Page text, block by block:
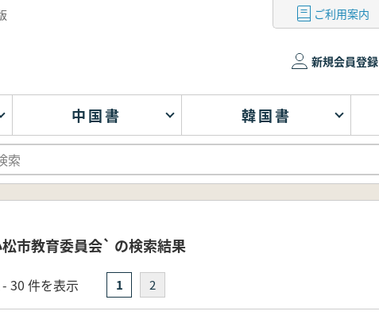
ご利用案内
新規会員登録
中国書 韓国書
市教育委員会` の検索結果
30 件を表示 1 2